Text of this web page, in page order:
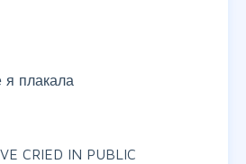
я плакала
CRIED IN PUBLIC